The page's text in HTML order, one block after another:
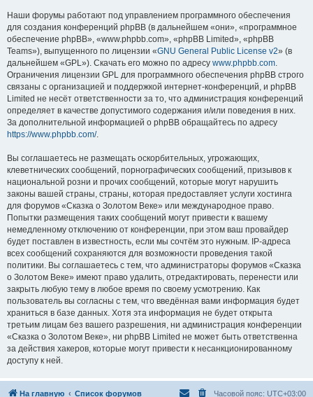
Наши форумы работают под управлением программного обеспечения
для создания конференций phpBB (в дальнейшем «они», «программное
обеспечение phpBB», «www.phpbb.com», «phpBB Limited», «phpBB
Teams»), выпущенного по лицензии «GNU General Public License v2» (в
дальнейшем «GPL»). Скачать его можно по адресу www.phpbb.com.
Ограничения лицензии GPL для программного обеспечения phpBB строго
связаны с организацией и поддержкой интернет-конференций, и phpBB
Limited не несёт ответственности за то, что администрация конференций
определяет в качестве допустимого содержания и/или поведения в них.
За дополнительной информацией о phpBB обращайтесь по адресу
https://www.phpbb.com/.
Вы соглашаетесь не размещать оскорбительных, угрожающих,
клеветнических сообщений, порнографических сообщений, призывов к
национальной розни и прочих сообщений, которые могут нарушить
законы вашей страны, страны, которая предоставляет услуги хостинга
для форумов «Сказка о Золотом Веке» или международное право.
Попытки размещения таких сообщений могут привести к вашему
немедленному отключению от конференции, при этом ваш провайдер
будет поставлен в известность, если мы сочтём это нужным. IP-адреса
всех сообщений сохраняются для возможности проведения такой
политики. Вы соглашаетесь с тем, что администраторы форумов «Сказка
о Золотом Веке» имеют право удалить, отредактировать, перенести или
закрыть любую тему в любое время по своему усмотрению. Как
пользователь вы согласны с тем, что введённая вами информация будет
храниться в базе данных. Хотя эта информация не будет открыта
третьим лицам без вашего разрешения, ни администрация конференции
«Сказка о Золотом Веке», ни phpBB Limited не может быть ответственна
за действия хакеров, которые могут привести к несанкционированному
доступу к ней.
На главную Список форумов Часовой пояс: UTC+03:00